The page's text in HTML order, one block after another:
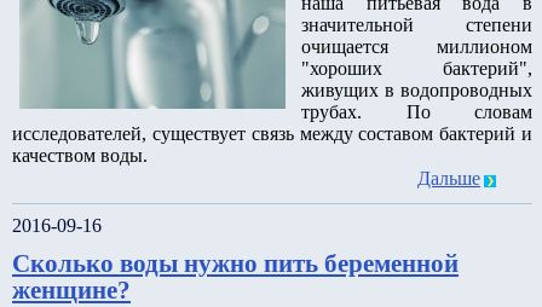
значительной степени
очищается миллионом
"хороших бактерий",
живущих в водопроводных
трубах. По словам
исследователей, существует связь между составом бактерий и
качеством воды.
Дальше
2016-09-16
Сколько воды нужно пить беременной
женщине?